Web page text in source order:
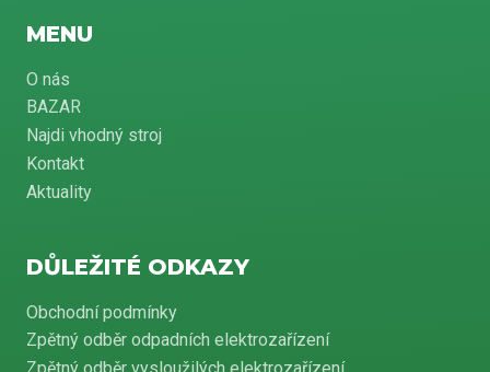
MENU
O nás
BAZAR
Najdi vhodný stroj
Kontakt
Aktuality
DŮLEŽITÉ ODKAZY
Obchodní podmínky
Zpětný odběr odpadních elektrozařízení